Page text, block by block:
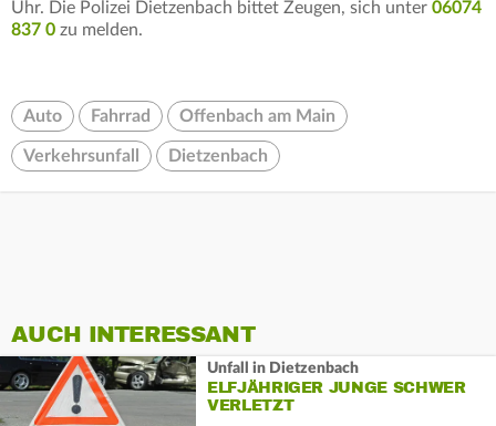
Uhr. Die Polizei Dietzenbach bittet Zeugen, sich unter 06074
837 0 zu melden.
Auto Fahrrad Offenbach am Main
Verkehrsunfall Dietzenbach
AUCH INTERESSANT
Unfall in Dietzenbach
ELFJÄHRIGER JUNGE SCHWER
VERLETZT